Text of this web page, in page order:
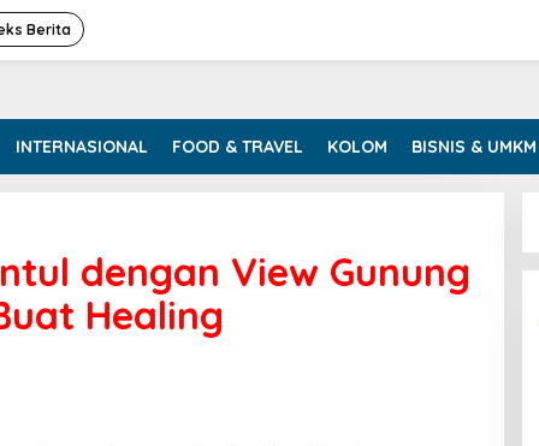
Berita
INTERNASIONAL FOOD & TRAVEL KOLOM BISNIS & UMKM
dengan View Gunung
Healing